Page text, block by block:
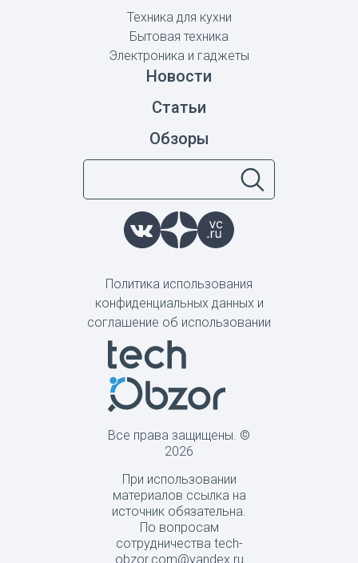
Все права защищены. ©
2026
При использовании
материалов ссылка на
источник обязательна.
По вопросам
сотрудничества tech-
obzor.com@yandex.ru
Техника для кухни
Бытовая техника
Электроника и гаджеты
Новости
Статьи
Обзоры
Политика использования
конфиденциальных данных и
соглашение об использовании